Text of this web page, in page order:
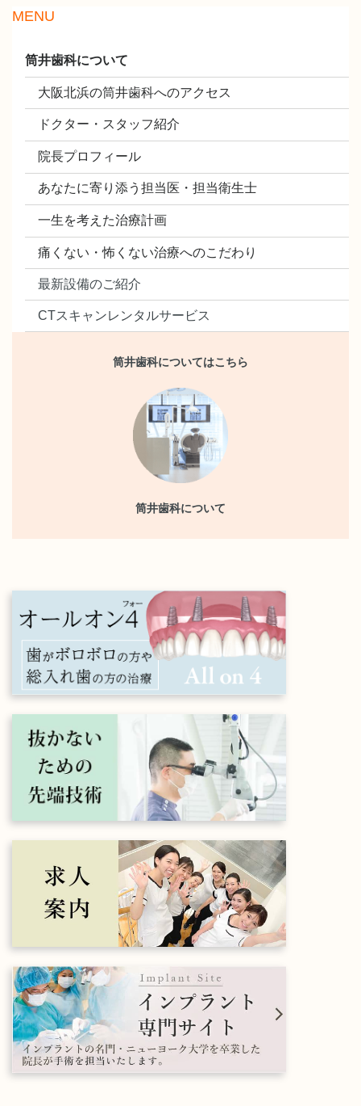
MENU
筒井歯科について
大阪北浜の筒井歯科へのアクセス
ドクター・スタッフ紹介
院長プロフィール
あなたに寄り添う担当医・担当衛生士
一生を考えた治療計画
痛くない・怖くない治療へのこだわり
最新設備のご紹介
CTスキャンレンタルサービス
筒井歯科についてはこちら
筒井歯科について